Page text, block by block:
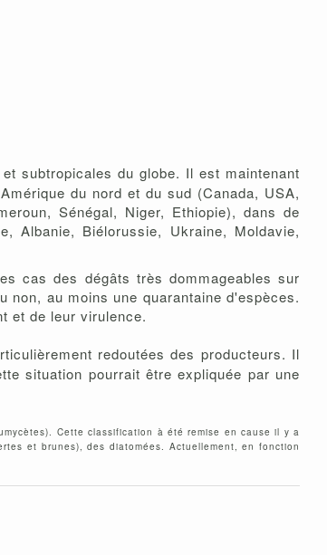
subtropicales du globe. Il est maintenant
du nord et du sud (Canada, USA,
Sénégal, Niger, Ethiopie), dans de
Albanie, Biélorussie, Ukraine, Moldavie,
cas des dégâts très dommageables sur
au moins une quarantaine d'espèces.
et de leur virulence.
redoutées des producteurs. Il
situation pourrait être expliquée par une
Cette classification à été remise en cause il y a
et brunes), des diatomées. Actuellement, en fonction